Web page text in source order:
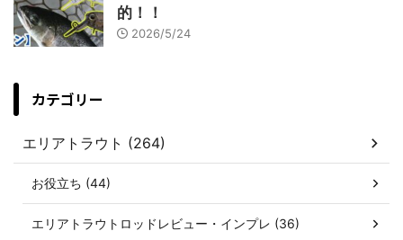
的！！
2026/5/24
カテゴリー
エリアトラウト (264)
お役立ち (44)
エリアトラウトロッドレビュー・インプレ (36)